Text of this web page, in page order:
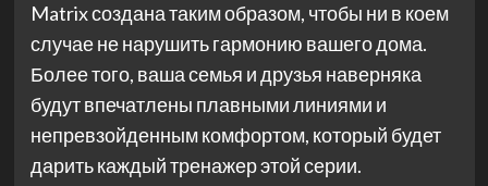
Matrix создана таким образом, чтобы ни в коем
случае не нарушить гармонию вашего дома.
Более того, ваша семья и друзья наверняка
будут впечатлены плавными линиями и
непревзойденным комфортом, который будет
дарить каждый тренажер этой серии.